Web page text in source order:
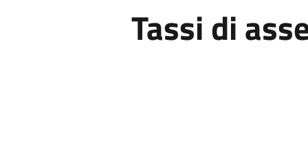
Tassi di